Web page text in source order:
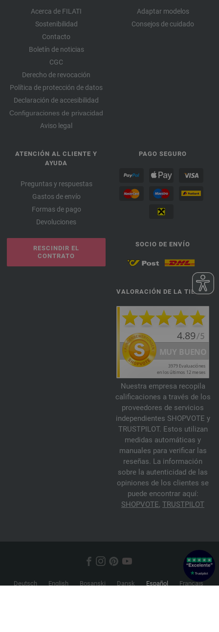
Acerca de FILATI
Sostenibilidad
Contacto
Boletín de noticias
CGC
Derecho de revocación
Política de protección de datos
Declaración de accesibilidad
Configuraciones de privacidad
Aviso legal
Adaptar modelos
Consejos de cuidado
ATENCIÓN AL CLIENTE Y
AYUDA
Preguntas y respuestas
Gastos de envío
Formas de pago
Devoluciones
RESCINDIR EL
CONTRATO
PAGO SEGURO
SOCIO DE ENVÍO
VALORACIÓN DE LA TIENDA
Nuestra empresa recopila
calificaciones a través de los
proveedores de servicios
independientes SHOPVOTE y
TRUSTPILOT. Estos utilizan
medidas automáticas y
manuales para verificar las
reseñas. La información
sobre la autenticidad de las
opiniones de los clientes se
puede encontrar aquí:
SHOPVOTE, TRUSTPILOT
Deutsch English Bosanski Dansk Español
Français